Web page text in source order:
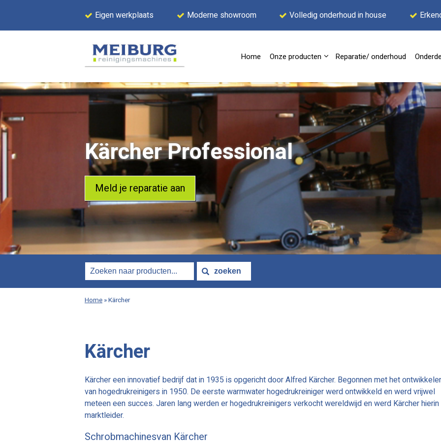
Eigen werkplaats Moderne showroom Volledig onderhoud in house
Home Onze producten Reparatie/ onderhoud
Kärcher Professional
Meld je reparatie aan
Home »Kärcher
Kärcher
Kärcher een innovatief bedrijf dat in 1935 is opgericht door Alfred Kärcher. Begonnen met het
van hogedrukreinigers in 1950. De eerste warmwater hogedrukreiniger werd ontwikkeld en werd vrijwel
meteen een succes. Jaren lang werden er hogedrukreinigers verkocht wereldwijd en werd Kärcher hierin
marktleider.
Schrobmachinesvan Kärcher